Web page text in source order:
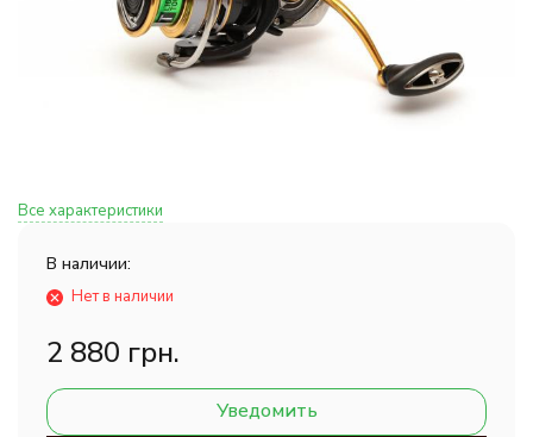
Все характеристики
В наличии:
Нет в наличии
2 880 грн.
Уведомить